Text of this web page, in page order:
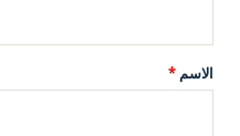
*
الاسم *